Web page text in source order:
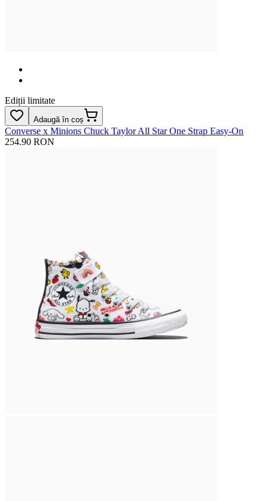
Ediții limitate
Adaugă în coș
Converse x Minions Chuck Taylor All Star One Strap Easy-On
254.90 RON